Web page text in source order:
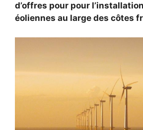
d’offres pour pour
éoliennes au large des côtes